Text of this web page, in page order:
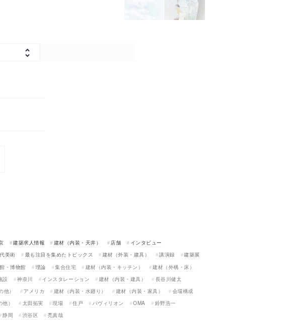
建築求人情報 建材（内装・天井） 店舗
インタビュー
美術 最も注目を集めたトピックス 建材（外装・建具） 講演録
建築展
・博物館 理論 集合住宅 建材（内装・キッチン）
建材（外構・床）
設 神奈川 インスタレーション 建材（内装・建具）
長谷川健太
） アメリカ 建材（内装・水廻り） 建材（内装・家具）
会場構成
） 太田拓実 現場 住戸 パヴィリオン OMA
鈴野浩一
静岡 渋谷区 禿真哉